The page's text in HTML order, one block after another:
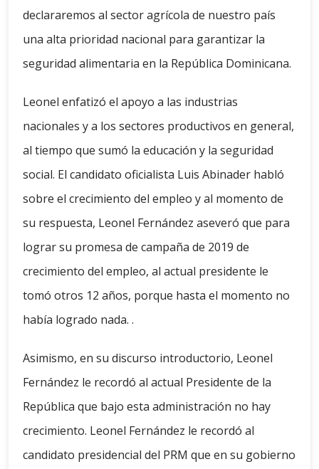
declararemos al sector agrícola de nuestro país
una alta prioridad nacional para garantizar la
seguridad alimentaria en la República Dominicana.
Leonel enfatizó el apoyo a las industrias
nacionales y a los sectores productivos en general,
al tiempo que sumó la educación y la seguridad
social. El candidato oficialista Luis Abinader habló
sobre el crecimiento del empleo y al momento de
su respuesta, Leonel Fernández aseveró que para
lograr su promesa de campaña de 2019 de
crecimiento del empleo, al actual presidente le
tomó otros 12 años, porque hasta el momento no
había logrado nada. .
Asimismo, en su discurso introductorio, Leonel
Fernández le recordó al actual Presidente de la
República que bajo esta administración no hay
crecimiento. Leonel Fernández le recordó al
candidato presidencial del PRM que en su gobierno